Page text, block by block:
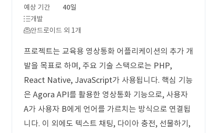
예상 기간
40일
개발
안드로이드 외 1개
프로젝트는 교육용 영상통화 어플리케이션의 추가 개
발을 목표로 하며, 주요 기술 스택으로는 PHP,
React Native, JavaScript가 사용됩니다. 핵심 기능
은 Agora API를 활용한 영상통화 기능으로, 사용자
A가 사용자 B에게 언어를 가르치는 방식으로 연결됩
니다. 이 외에도 텍스트 채팅, 다이아 충전, 선물하기,